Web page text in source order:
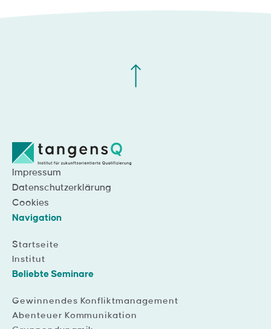
Impressum
Datenschutzerklärung
Cookies
Navigation
Startseite
Institut
Beliebte Seminare
Gewinnendes Konfliktmanagement
Abenteuer Kommunikation